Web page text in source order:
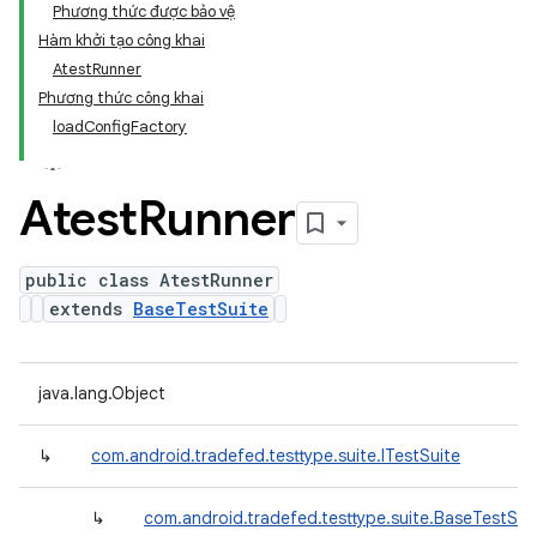
Phương thức được bảo vệ
Hàm khởi tạo công khai
AtestRunner
Phương thức công khai
loadConfigFactory
AtestRunner
public class AtestRunner
extends BaseTestSuite
java.lang.Object
↳ com.android.tradefed.testtype.suite.ITestSuite
↳